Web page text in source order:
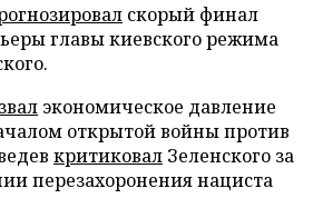
скорый финал
главы киевского режима
экономическое давление
открытой войны против
критиковал Зеленского за
перезахоронения нациста